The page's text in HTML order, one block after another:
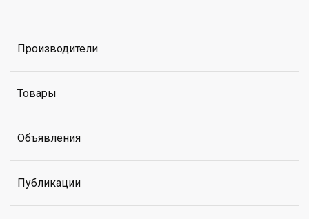
Производители
Товары
Объявления
Публикации